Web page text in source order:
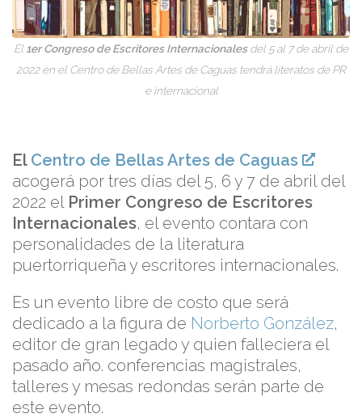
El 1er Congreso de Escritores Internacionalesdel 5 al 7 de abril de
2022 en el Centro de Bellas Artes de Caguas tendrá literatos de PR
e internacional
El Centro de Bellas Artes de Caguas
acogerá por tres días del 5, 6 y 7 de abril del
2022 el Primer Congreso de Escritores
Internacionales, el evento contara con
personalidades de la literatura
puertorriqueña y escritores internacionales.
Es un evento libre de costo que será
dedicado a la figura de Norberto González,
editor de gran legado y quien falleciera el
pasado año. conferencias magistrales,
talleres y mesas redondas serán parte de
este evento.